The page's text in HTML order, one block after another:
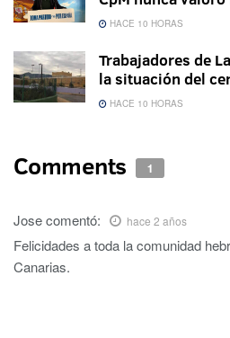
HACE 10 HORAS
Trabajadores de
la situación del
HACE 10 HORAS
Comments 1
Josecomentó: hace 2 años
Felicidades a toda la comunidad
Canarias.